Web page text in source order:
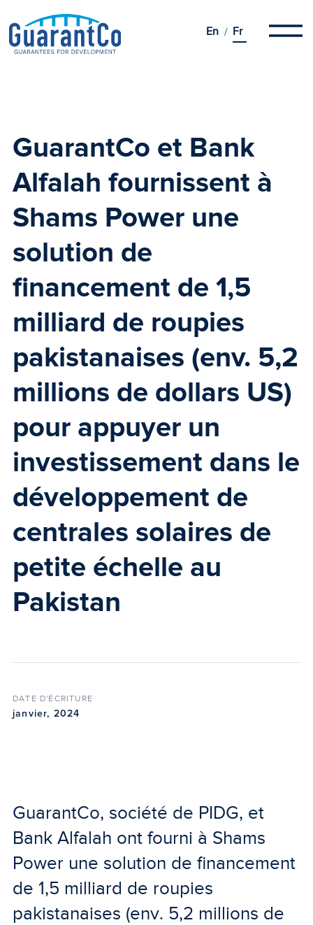
En Fr
GuarantCo et Bank
Alfalah fournissent à
Shams Power une
solution de
financement de 1,5
milliard de roupies
pakistanaises (env. 5,2
millions de dollars US)
pour appuyer un
investissement dans le
développement de
centrales solaires de
petite échelle au
Pakistan
DATE D'ÉCRITURE
janvier, 2024
GuarantCo, société de PIDG, et
Bank Alfalah ont fourni à Shams
Power une solution de financement
de 1,5 milliard de roupies
pakistanaises (env. 5,2 millions de